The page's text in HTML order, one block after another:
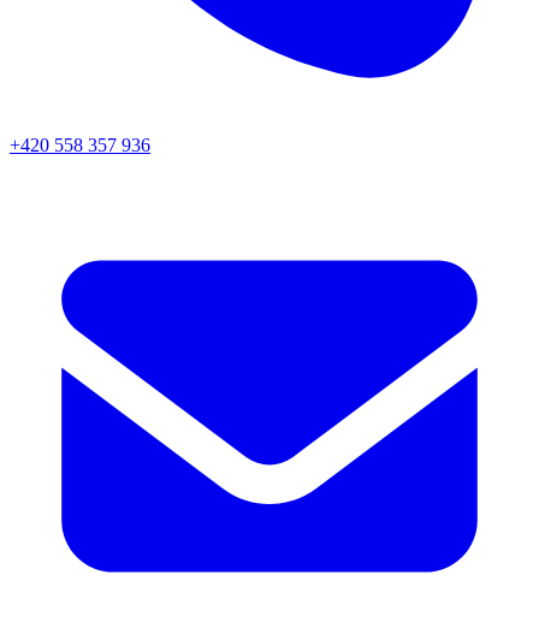
+420 558 357 936